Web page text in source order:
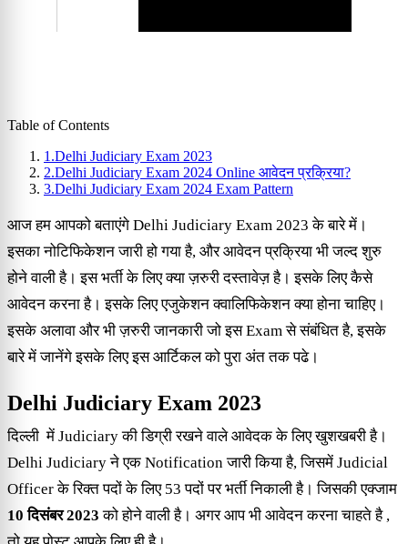
Table of Contents
1.Delhi Judiciary Exam 2023
2.Delhi Judiciary Exam 2024 Online आवेदन प्रक्रिया?
3.Delhi Judiciary Exam 2024 Exam Pattern
आज हम आपको बताएंगे Delhi Judiciary Exam 2023 के बारे में।
इसका नोटिफिकेशन जारी हो गया है, और आवेदन प्रक्रिया भी जल्द शुरु
होने वाली है। इस भर्ती के लिए क्या ज़रुरी दस्तावेज़ है। इसके लिए कैसे
आवेदन करना है। इसके लिए एजुकेशन क्वालिफिकेशन क्या होना चाहिए।
इसके अलावा और भी ज़रुरी जानकारी जो इस Exam से संबंधित है, इसके
बारे में जानेंगे इसके लिए इस आर्टिकल को पुरा अंत तक पढे।
Delhi Judiciary Exam 2023
दिल्ली में Judiciary की डिग्री रखने वाले आवेदक के लिए खुशखबरी है।
Delhi Judiciary ने एक Notification जारी किया है, जिसमें Judicial
Officer के रिक्त पदों के लिए 53 पदों पर भर्ती निकाली है। जिसकी एक्जाम
10 दिसंबर 2023 को होने वाली है। अगर आप भी आवेदन करना चाहते है ,